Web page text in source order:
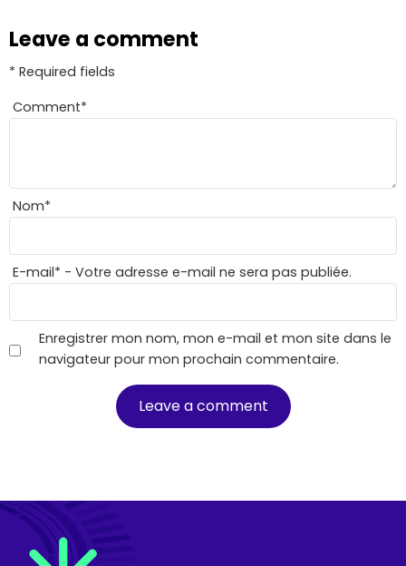
Leave a comment
* Required fields
Comment*
Nom*
E-mail* - Votre adresse e-mail ne sera pas publiée.
Enregistrer mon nom, mon e-mail et mon site dans le
navigateur pour mon prochain commentaire.